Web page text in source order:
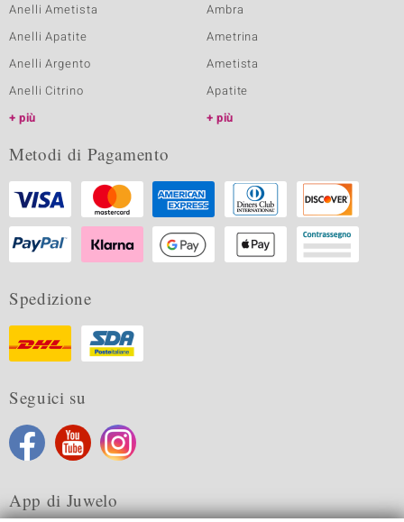
Anelli Ametista
Anelli Apatite
Anelli Argento
Anelli Citrino
più
Ambra
Ametrina
Ametista
Apatite
più
Metodi di Pagamento
Spedizione
Seguici su
App di Juwelo